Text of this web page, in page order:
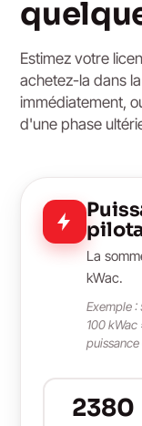
Estimez votre
achetez-la dans
immédiatement,
d'une phase
La
kWac.
Exemple :
100 kWac